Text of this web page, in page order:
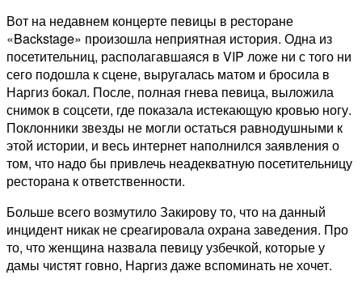
Вот на недавнем концерте певицы в ресторане
«Backstage» произошла неприятная история. Одна из
посетительниц, располагавшаяся в VIP ложе ни с того ни
сего подошла к сцене, выругалась матом и бросила в
Наргиз бокал. После, полная гнева певица, выложила
снимок в соцсети, где показала истекающую кровью ногу.
Поклонники звезды не могли остаться равнодушными к
этой истории, и весь интернет наполнился заявления о
том, что надо бы привлечь неадекватную посетительницу
ресторана к ответственности.
Больше всего возмутило Закирову то, что на данный
инцидент никак не среагировала охрана заведения. Про
то, что женщина назвала певицу узбечкой, которые у
дамы чистят говно, Наргиз даже вспоминать не хочет.